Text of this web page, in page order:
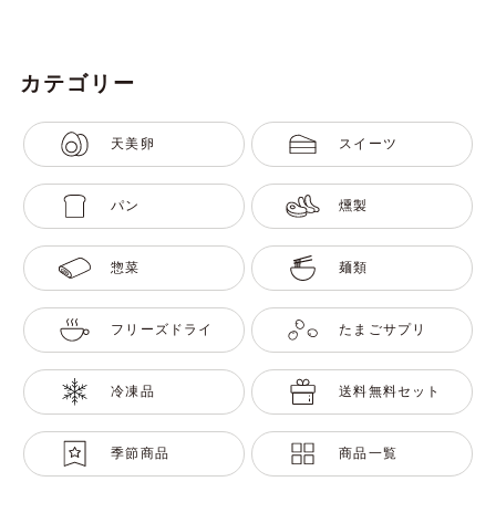
カテゴリー
天美卵 スイーツ
パン 燻製
惣菜 麺類
フリーズドライ たまごサプリ
冷凍品 送料無料セット
季節商品 商品一覧